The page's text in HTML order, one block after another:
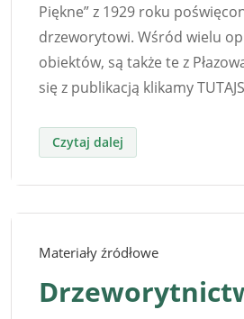
Piękne” z 1929 roku
drzeworytowi. Wśród wielu
obiektów, są także te z
się z publikacją klikamy
Materiały źródłowe